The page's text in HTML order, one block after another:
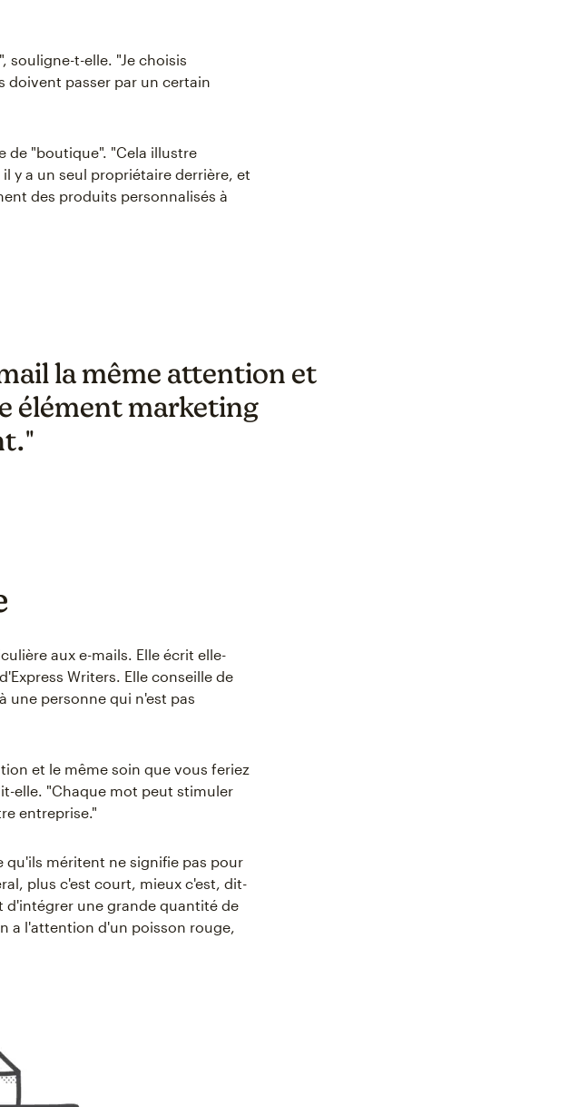
souligne-t-elle. "Je choisis
doivent passer par un certain
de "boutique". "Cela illustre
y a un seul propriétaire derrière, et
des produits personnalisés à
la même attention et
élément marketing
aux e-mails. Elle écrit elle-
Writers. Elle conseille de
une personne qui n'est pas
et le même soin que vous feriez
elle. "Chaque mot peut stimuler
entreprise."
qu'ils méritent ne signifie pas pour
plus c'est court, mieux c'est, dit-
d'intégrer une grande quantité de
a l'attention d'un poisson rouge,